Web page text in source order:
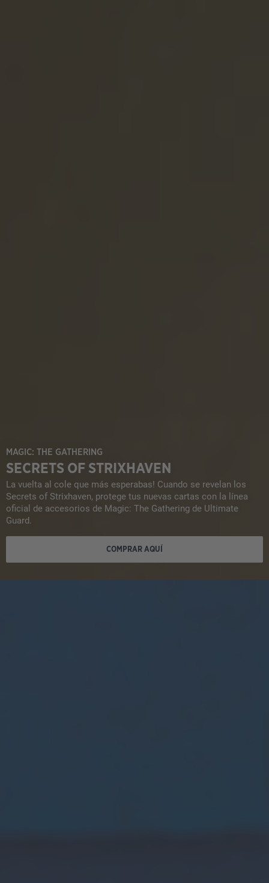
MAGIC: THE GATHERING
SECRETS OF STRIXHAVEN
La vuelta al cole que más esperabas! Cuando se revelan los
Secrets of Strixhaven, protege tus nuevas cartas con la línea
oficial de accesorios de Magic: The Gathering de Ultimate
Guard.
COMPRAR AQUÍ